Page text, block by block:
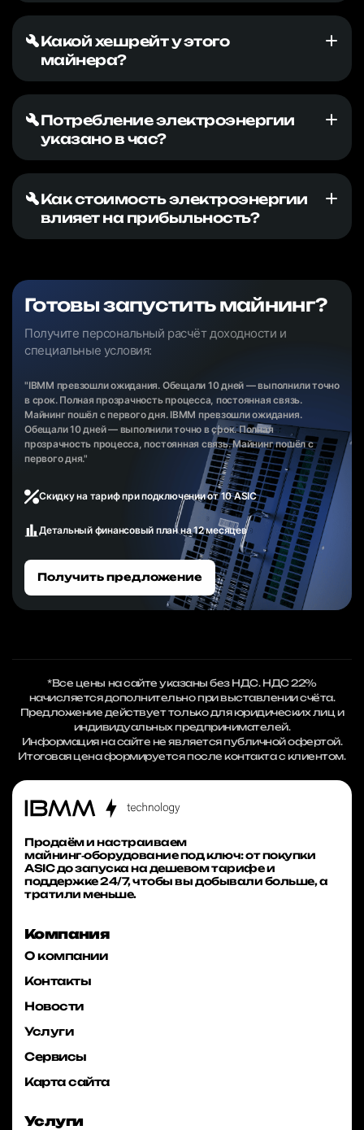
Какой хешрейт у этого
майнера?
Потребление электроэнергии
указано в час?
Как стоимость электроэнергии
влияет на прибыльность?
Готовы запустить майнинг?
Получите персональный расчёт доходности и
специальные условия:
"IBMM превзошли ожидания. Обещали 10 дней — выполнили точно
в срок. Полная прозрачность процесса, постоянная связь.
Майнинг пошёл с первого дня. IBMM превзошли ожидания.
Обещали 10 дней — выполнили точно в срок. Полная
прозрачность процесса, постоянная связь. Майнинг пошёл с
первого дня."
Скидку на тариф при подключении от 10 ASIC
Детальный финансовый план на 12 месяцев
Получить предложение
*Все цены на сайте указаны без НДС. НДС 22%
начисляется дополнительно при выставлении счёта.
Предложение действует только для юридических лиц и
индивидуальных предпринимателей.
Информация на сайте не является публичной офертой.
Итоговая цена формируется после контакта с клиентом.
Продаём и настраиваем
майнинг‑оборудование под ключ: от покупки
ASIC до запуска на дешевом тарифе и
поддержке 24/7, чтобы вы добывали больше, а
тратили меньше.
Компания
О компании
Контакты
Новости
Услуги
Сервисы
Карта сайта
Услуги